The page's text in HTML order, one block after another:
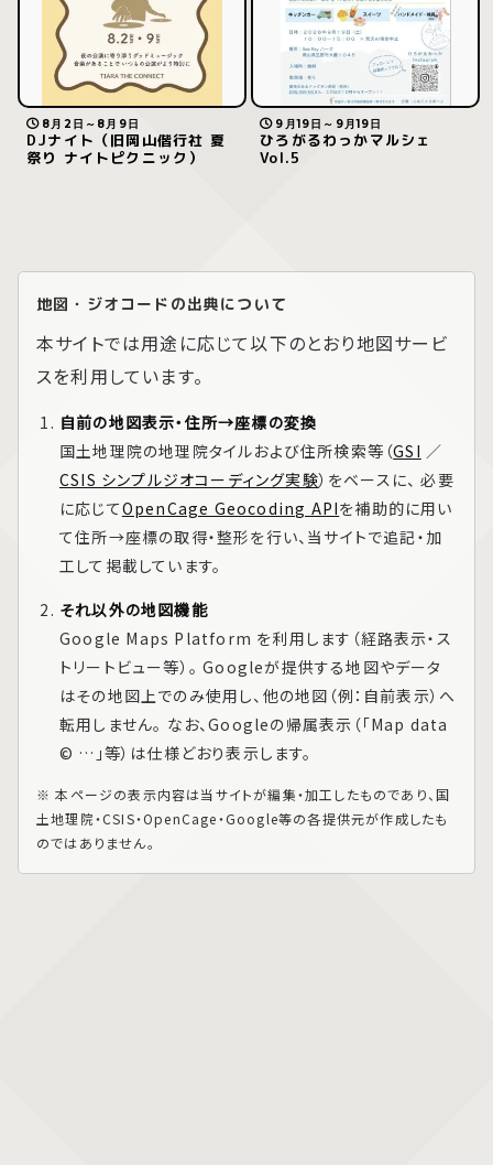
8月2日～8月9日
DJナイト（旧岡山偕行社 夏
祭り ナイトピクニック）
9月19日～9月19日
ひろがるわっかマルシェ
Vol.5
地図・ジオコードの出典について
本サイトでは用途に応じて以下のとおり地図サービ
スを利用しています。
自前の地図表示・住所→座標の変換
国土地理院の地理院タイルおよび住所検索等（GSI ／
CSIS シンプルジオコーディング実験）をベースに、 必要
に応じてOpenCage Geocoding APIを補助的に用い
て住所→座標の取得・整形を行い、当サイトで追記・加
工して掲載しています。
それ以外の地図機能
Google Maps Platform を利用します（経路表示・ス
トリートビュー等）。 Googleが提供する地図やデータ
はその地図上でのみ使用し、他の地図（例：自前表示）へ
転用しません。 なお、Googleの帰属表示（「Map data
© …」等）は仕様どおり表示します。
※ 本ページの表示内容は当サイトが編集・加工したものであり、国
土地理院・CSIS・OpenCage・Google等の各提供元が作成したも
のではありません。